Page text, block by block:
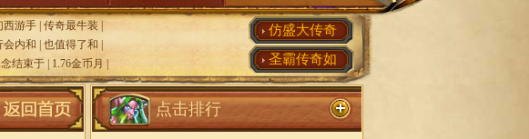
西游手 传奇最牛装
会内和 也值得了和
结束于 1.76金币月
仿盛大传奇
圣霸传奇如
点击排行